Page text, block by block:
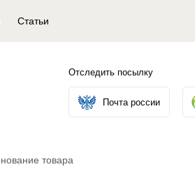
Статьи
Отследить посылку
Почта россии